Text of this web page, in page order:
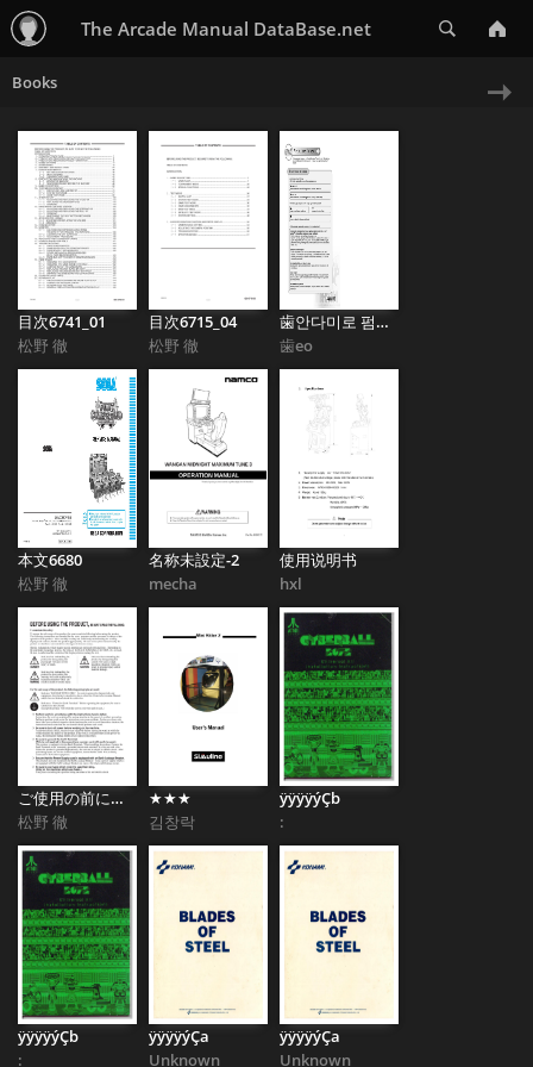
The Arcade Manual DataBase.net
Books
目次6741_01
松野 徹
目次6715_04
松野 徹
歯안다미로 펌프 영문
歯eo
本文6680
松野 徹
名称未設定-2
mecha
使用说明书
hxl
ご使用の前に一般_CE用
松野 徹
★★★
김창락
ÿÿÿÿýÇb
:
ÿÿÿÿýÇb
:
ÿÿÿÿýÇa
Unknown
ÿÿÿÿýÇa
Unknown